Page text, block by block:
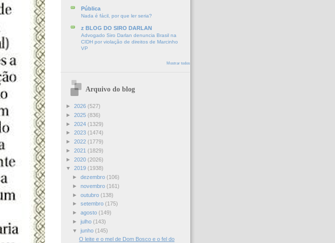
Pública
Nada é fácil, por que ler seria?
z BLOG DO SIRO DARLAN
Advogado Siro Darlan denuncia Brasil na
CIDH por violação de direitos de Marcinho
VP
Mostrar todos
Arquivo do blog
► 2026 (527)
► 2025 (836)
► 2024 (1329)
► 2023 (1474)
► 2022 (1779)
► 2021 (1829)
► 2020 (2026)
▼ 2019 (1938)
► dezembro (106)
► novembro (161)
► outubro (138)
► setembro (175)
► agosto (149)
► julho (143)
▼ junho (145)
O leite e o mel de Dom Bosco e o fel do